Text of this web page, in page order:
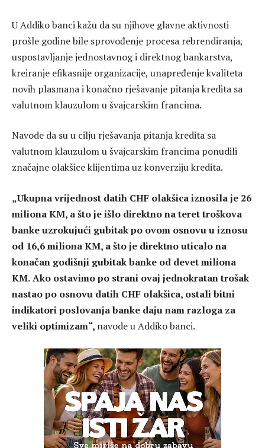
U Addiko banci kažu da su njihove glavne aktivnosti
prošle godine bile sprovođenje procesa rebrendiranja,
uspostavljanje jednostavnog i direktnog bankarstva,
kreiranje efikasnije organizacije, unapređenje kvaliteta
novih plasmana i konačno rješavanje pitanja kredita sa
valutnom klauzulom u švajcarskim francima.
Navode da su u cilju rješavanja pitanja kredita sa
valutnom klauzulom u švajcarskim francima ponudili
značajne olakšice klijentima uz konverziju kredita.
„Ukupna vrijednost datih CHF olakšica iznosila je 26
miliona KM, a što je išlo direktno na teret troškova
banke uzrokujući gubitak po ovom osnovu u iznosu
od 16,6 miliona KM, a što je direktno uticalo na
konačan godišnji gubitak banke od devet miliona
KM.Ako ostavimo po strani ovaj jednokratan trošak
nastao po osnovu datih CHF olakšica, ostali bitni
indikatori poslovanja banke daju nam razloga za
veliki optimizam“, navode u Addiko banci.